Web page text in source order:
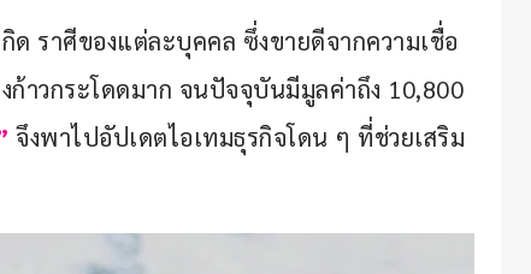
ราศีของแต่ละบุคคล ซึ่งขายดีจากความเชื่อ
ก้าวกระโดดมาก จนปัจจุบันมีมูลค่าถึง 10,800
จึงพาไปอัปเดตไอเทมธุรกิจโดน ๆ ที่ช่วยเสริม